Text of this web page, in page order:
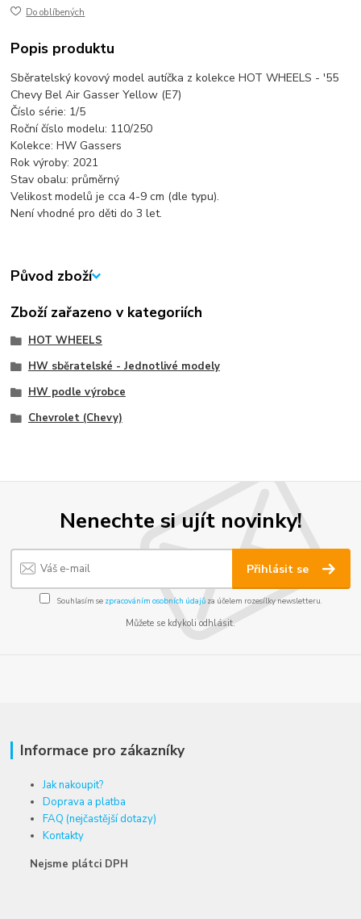
Do oblíbených
Popis produktu
Sběratelský kovový model autíčka z kolekce HOT WHEELS - '55
Chevy Bel Air Gasser Yellow (E7)
Číslo série: 1/5
Roční číslo modelu: 110/250
Kolekce: HW Gassers
Rok výroby: 2021
Stav obalu: průměrný
Velikost modelů je cca 4-9 cm (dle typu).
Není vhodné pro děti do 3 let.
Původ zboží
Zboží zařazeno v kategoriích
HOT WHEELS
HW sběratelské - Jednotlivé modely
HW podle výrobce
Chevrolet (Chevy)
Nenechte si ujít novinky!
Přihlásit se
Souhlasím se zpracováním osobních údajůza účelem rozesílky newsletteru.
Můžete se kdykoli odhlásit.
Informace pro zákazníky
Jak nakoupit?
Doprava a platba
FAQ (nejčastější dotazy)
Kontakty
Nejsme plátci DPH